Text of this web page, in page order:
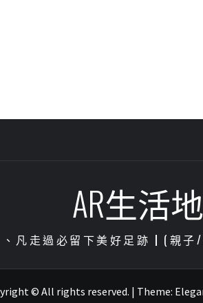
AR生活
凡走過必留下美好足跡┃(親子
© All rights reserved. | Theme: